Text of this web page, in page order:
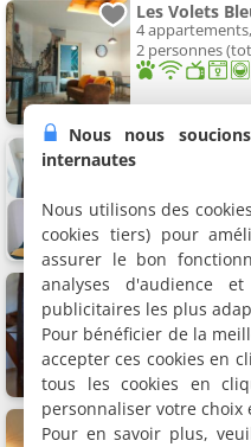
4
2 personnes
Appartement
0.7 km
Studio 38m2
Appartement,
4 personnes, 1
0.7 km
Appartement,
Nous nous
internautes
Nous utilisons des
cookies tiers) pour
assurer le bon
analyses d'audience
publicitaires les plus
Pour bénéficier de la
accepter ces cookies en
tous les cookies en
personnaliser votre
Pour en savoir plus,